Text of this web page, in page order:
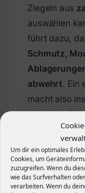
Um dir ein optimales
Cookies, um
zuzugreifen. Wenn du
wie das Surfverhalten
verarbeiten. Wenn du
Ziegeln aus
auswählen
führt dazu,
Schmutz,
abwehrt. Ein
macht also
mit vielen
Blätter und
Dachziegel
Vorteile